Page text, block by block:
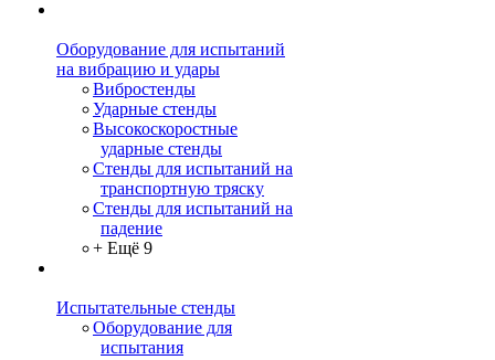
Оборудование для испытаний
на вибрацию и удары
Вибростенды
Ударные стенды
Высокоскоростные
ударные стенды
Стенды для испытаний на
транспортную тряску
Стенды для испытаний на
падение
+ Ещё 9
Испытательные стенды
Оборудование для
испытания